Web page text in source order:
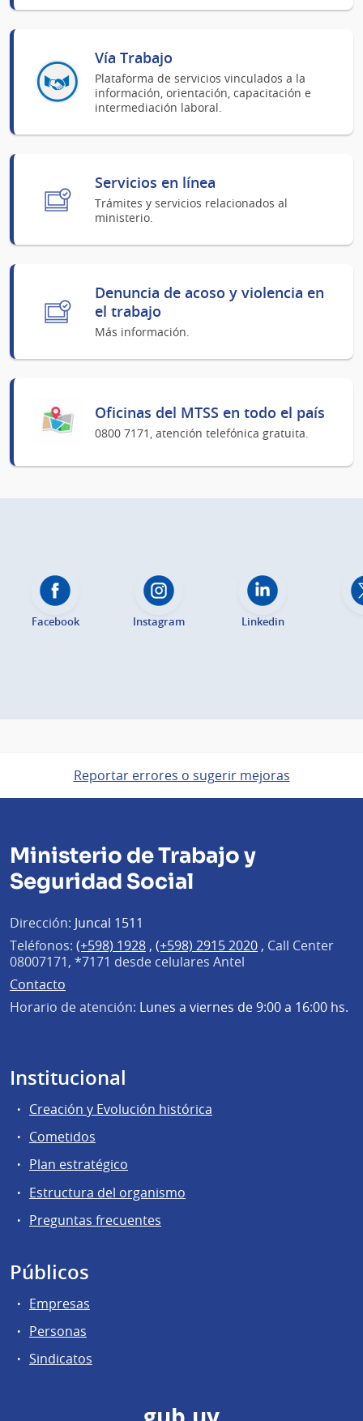
Vía Trabajo
Plataforma de servicios vinculados a la
información, orientación, capacitación e
intermediación laboral.
Servicios en línea
Trámites y servicios relacionados al
ministerio.
Denuncia de acoso y violencia en
el trabajo
Más información.
Oficinas del MTSS en todo el país
0800 7171, atención telefónica gratuita.
Facebook Instagram Linkedin
Reportar errores o sugerir mejoras
Ministerio de Trabajo y
Seguridad Social
Dirección: Juncal 1511
Teléfonos: (+598) 1928 , (+598) 2915 2020 , Call Center
08007171, *7171 desde celulares Antel
Contacto
Horario de atención: Lunes a viernes de 9:00 a 16:00 hs.
Institucional
Creación y Evolución histórica
Cometidos
Plan estratégico
Estructura del organismo
Preguntas frecuentes
Públicos
Empresas
Personas
Sindicatos